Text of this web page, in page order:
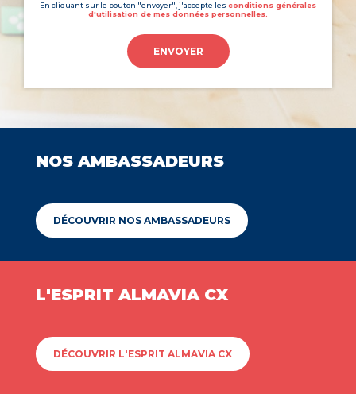
En cliquant sur le bouton "envoyer", j'accepte les conditions générales
d'utilisation de mes données personnelles.
ENVOYER
NOS AMBASSADEURS
DÉCOUVRIR NOS AMBASSADEURS
L'ESPRIT ALMAVIA CX
DÉCOUVRIR L'ESPRIT ALMAVIA CX